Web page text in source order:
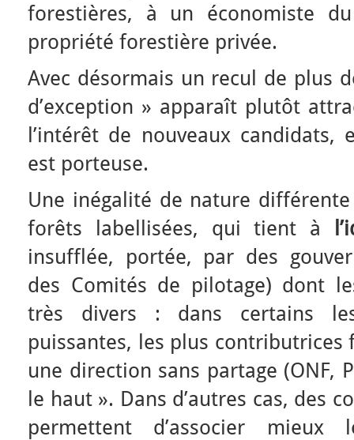
forestières, à un économiste
propriété forestière privée.
Avec désormais un recul de plus
d’exception » apparaît plutôt
l’intérêt de nouveaux candidats,
est porteuse.
Une inégalité de nature
forêts labellisées, qui tient à
insufflée, portée, par des
des Comités de pilotage) dont
très divers : dans certains
puissantes, les plus
une direction sans partage (ONF,
le haut ». Dans d’autres cas, des
permettent d’associer